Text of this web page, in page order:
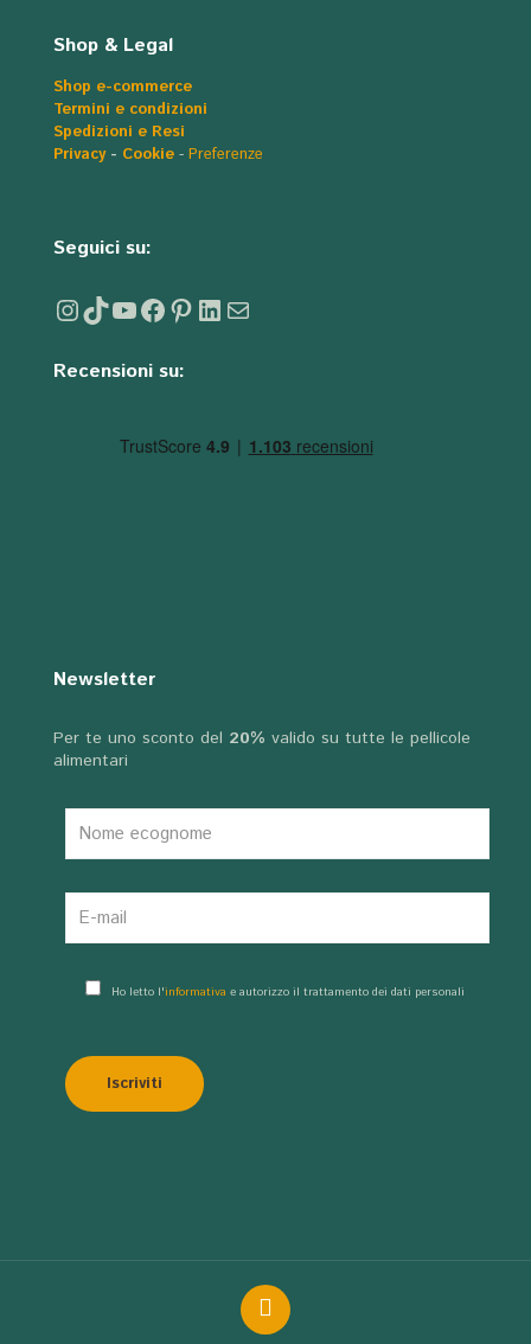
Shop & Legal
Shop e-commerce
Termini e condizioni
Spedizioni e Resi
Privacy - Cookie - Preferenze
Seguici su:
Instagram
TikTok
YouTube
Facebook
Pinterest
LinkedIn
Email
Recensioni su:
Newsletter
Per te uno sconto del 20% valido su tutte le pellicole
alimentari
Ho letto l'informativa e autorizzo il trattamento dei dati personali